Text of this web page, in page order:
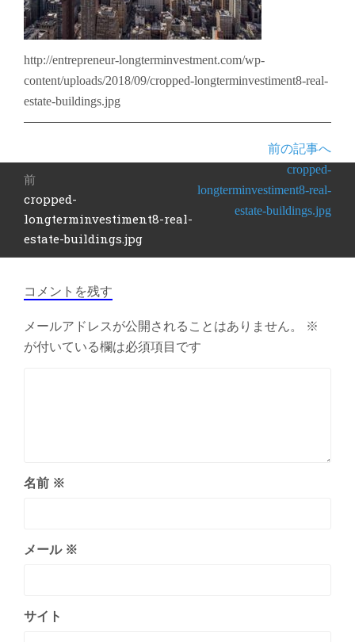
http://entrepreneur-longterminvestment.com/wp-
content/uploads/2018/09/cropped-longterminvestiment8-real-
estate-buildings.jpg
前の記事へ
cropped-
longterminvestiment8-real-
estate-buildings.jpg
前
前
の
投
稿:
cropped-
longterminvestiment8-real-
estate-buildings.jpg
コメントを残す
メールアドレスが公開されることはありません。
※
が付いている欄は必須項目です
名前 ※
メール ※
サイト